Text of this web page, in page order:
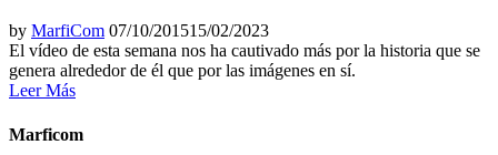
by MarfiCom 07/10/201515/02/2023
El vídeo de esta semana nos ha cautivado más por la historia que se
genera alrededor de él que por las imágenes en sí.
Leer Más
Marficom